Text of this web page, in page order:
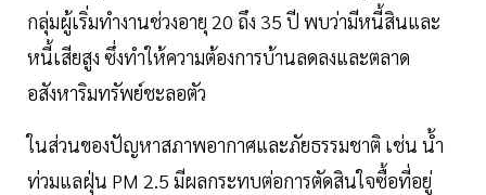
กลุ่มผู้เริ่มทำงานช่วงอายุ 20 ถึง 35 ปี พบว่ามีหนี้สินและ
หนี้เสียสูง ซึ่งทำให้ความต้องการบ้านลดลงและตลาด
อสังหาริมทรัพย์ชะลอตัว
ในส่วนของปัญหาสภาพอากาศและภัยธรรมชาติ เช่น นํ้า
ท่วมแลฝุ่น PM 2.5 มีผลกระทบต่อการตัดสินใจซื้อที่อยู่